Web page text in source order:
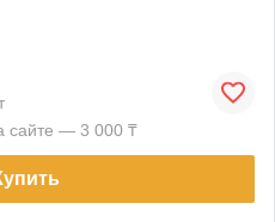
сайте — 3 000 ₸